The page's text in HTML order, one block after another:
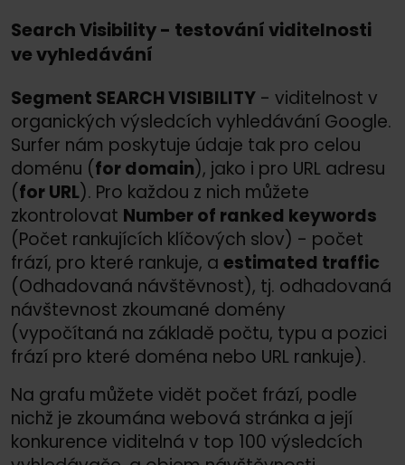
Search Visibility - testování viditelnosti
ve vyhledávání
Segment SEARCH VISIBILITY - viditelnost v
organických výsledcích vyhledávání Google.
Surfer nám poskytuje údaje tak pro celou
doménu (for domain), jako i pro URL adresu
(for URL). Pro každou z nich můžete
zkontrolovat Number of ranked keywords
(Počet rankujících klíčových slov) - počet
frází, pro které rankuje, a estimated traffic
(Odhadovaná návštěvnost), tj. odhadovaná
návštevnost zkoumané domény
(vypočítaná na základě počtu, typu a pozici
frází pro které doména nebo URL rankuje).
Na grafu můžete vidět počet frází, podle
nichž je zkoumána webová stránka a její
konkurence viditelná v top 100 výsledcích